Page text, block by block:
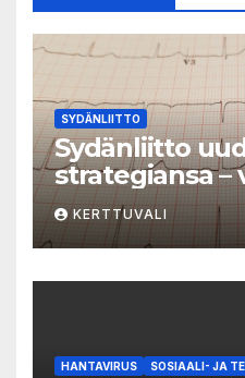
SYDÄNLIITTO
Sydänliitto
strategiansa –
vaikuttava
KERTTUVALI
HANTAVIRUS SOSIAALI- JA